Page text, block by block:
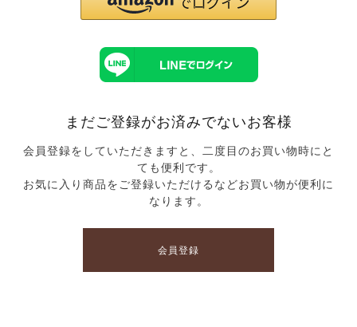
まだご登録がお済みでないお客様
会員登録をしていただきますと、二度目のお買い物時にと
ても便利です。
お気に入り商品をご登録いただけるなどお買い物が便利に
なります。
会員登録